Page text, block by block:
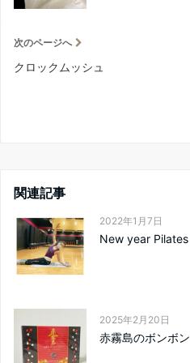
次のページへ
クロックムッシュ
関連記事
2022年1月7日
New year Pilates
2025年2月20日
赤霧島のボンボン